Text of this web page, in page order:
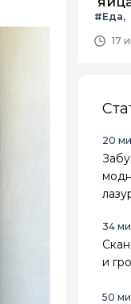
#Еда
17
20
34
и
50